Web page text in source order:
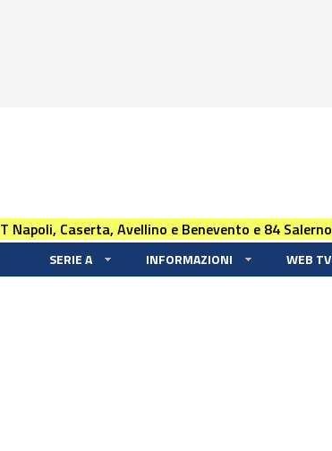
Napoli, Caserta, Avellino e Benevento e 84 Salerno
SERIE A INFORMAZIONI WEB TV